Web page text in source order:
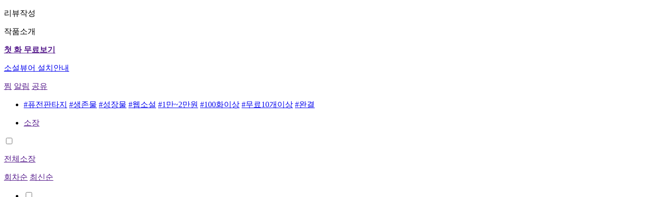
리뷰작성
작품소개
첫 화 무료보기
소설뷰어 설치안내
찜 알림 공유
#퓨전판타지 #생존물 #성장물 #웹소설 #1만~2만원 #100화이상 #무료10개이상 #완결
소장
전체소장
회차순 최신순